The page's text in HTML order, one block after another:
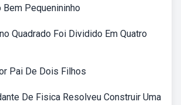
Bem Pequenininho
Quadrado Foi Dividido Em Quatro
Pai De Dois Filhos
De Fisica Resolveu Construir Uma